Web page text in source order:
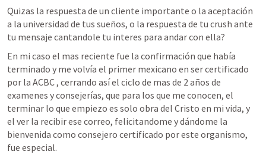
Quizas la respuesta de un cliente importante o la aceptación
a la universidad de tus sueños, o la respuesta de tu crush ante
tu mensaje cantandole tu interes para andar con ella?
En mi caso el mas reciente fue la confirmación que había
terminado y me volvía el primer mexicano en ser certificado
por la ACBC , cerrando así el ciclo de mas de 2 años de
examenes y consejerías, que para los que me conocen, el
terminar lo que empiezo es solo obra del Cristo en mi vida, y
el ver la recibir ese correo, felicitandome y dándome la
bienvenida como consejero certificado por este organismo,
fue especial.